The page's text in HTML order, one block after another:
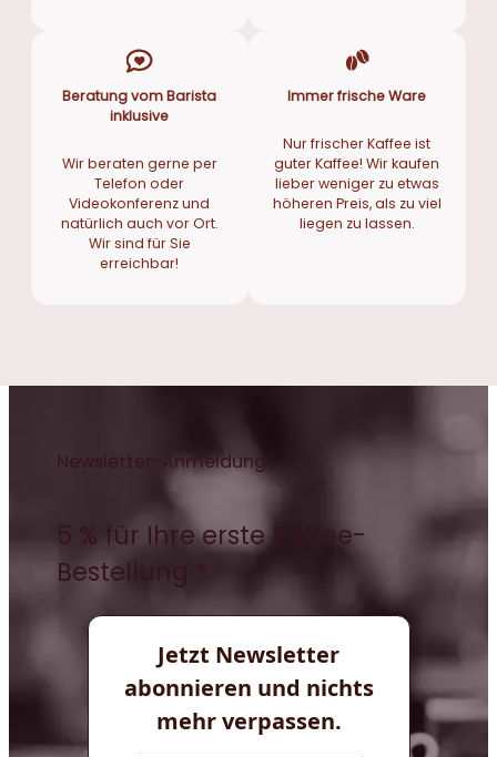
Beratung vom Barista
inklusive
Wir beraten gerne per
Telefon oder
Videokonferenz und
natürlich auch vor Ort.
Wir sind für Sie
erreichbar!
Immer frische Ware
Nur frischer Kaffee ist
guter Kaffee! Wir kaufen
lieber weniger zu etwas
höheren Preis, als zu viel
liegen zu lassen.
Newsletter-Anmeldung
5 % für Ihre erste Kaffee-
Bestellung *
Jetzt Newsletter
abonnieren und nichts
mehr verpassen.